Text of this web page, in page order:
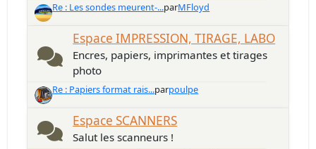
Re : Les sondes meurent-...parMFloyd
Espace IMPRESSION, TIRAGE, LABO
Encres, papiers, imprimantes et tirages
photo
Re : Papiers format rais...parpoulpe
Espace SCANNERS
Salut les scanneurs !